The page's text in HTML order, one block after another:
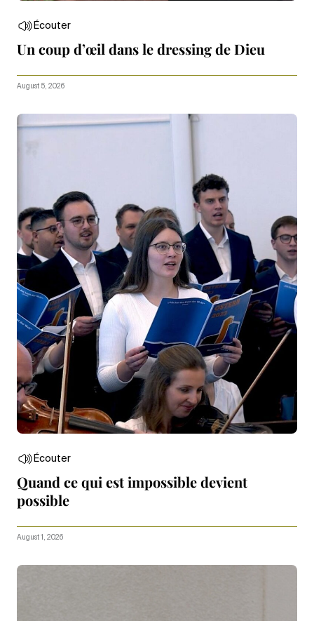
Écouter
Un coup d’œil dans le dressing de Dieu
August 5, 2026
Écouter
Quand ce qui est impossible devient
possible
August 1, 2026